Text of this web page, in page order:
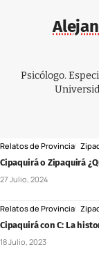
Psicólogo.
Relatos de Provincia
Cipaquirá o Zipaquirá
27 Julio, 2024
Relatos de Provincia
Cipaquirá con C: La
18 Julio, 2023